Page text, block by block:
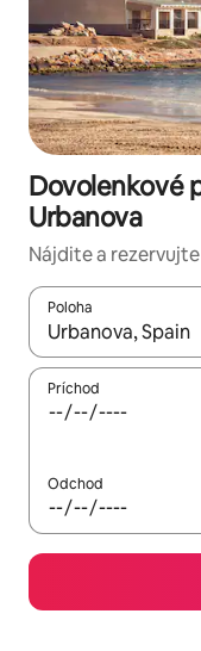
Dovolenkové
Urbanova
Nájdite a
Poloha
Keď budú
Príchod
Odchod